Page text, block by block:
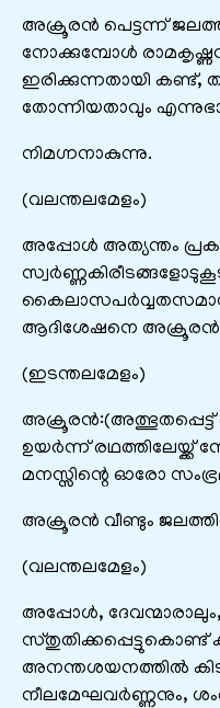
അക്രൂരൻ പെട്ടന്ന്
നോക്കുമ്പോൾ
ഇരിക്കുന്നതായി കണ്ട്,
തോന്നിയതാവും
നിമഗ്നനാകുന്നു.
(വലന്തലമേളം)
അപ്പോൾ അത്യന്തം
ആദിശേഷനെ അക്രൂരൻ
(ഇടന്തലമേളം)
അക്രൂരൻ:(അത്ഭുതപ്പെട്ട്
ഉയർന്ന് രഥത്തിലേയ്ക്ക്
മനസ്സിന്റെ ഓരോ
അക്രൂരൻ വീണ്ടും
(വലന്തലമേളം)
അപ്പോൾ,
സ്തുതിക്കപ്പെട്ടുകൊണ്ട്
അനന്തശയനത്തിൽ
നീലമേഘവർണ്ണനും,